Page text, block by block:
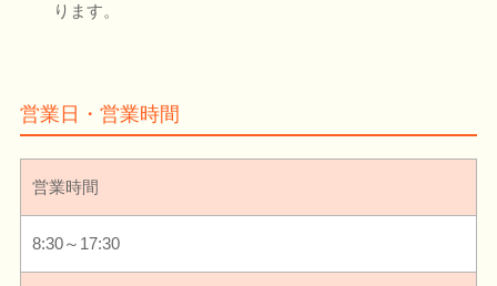
ります。
営業日・営業時間
営業時間
8:30～17:30